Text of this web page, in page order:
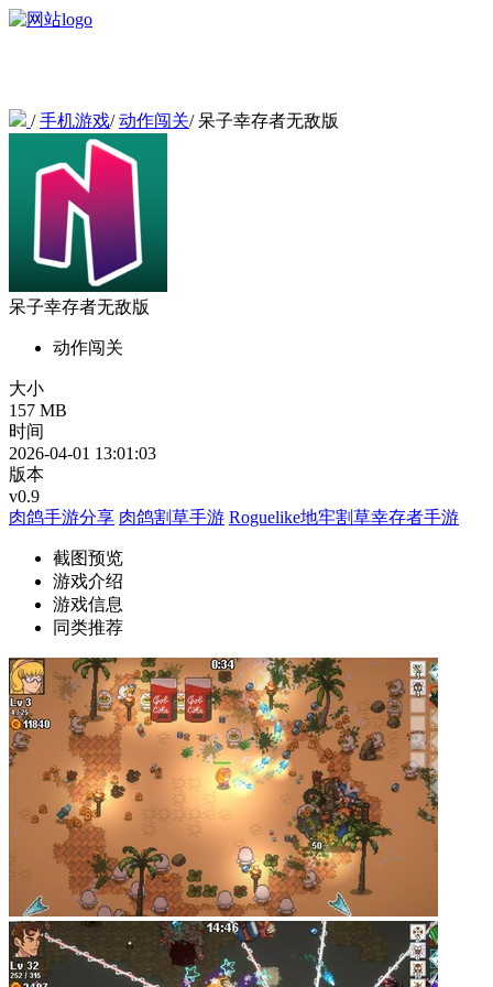
/手机游戏/动作闯关/呆子幸存者无敌版
呆子幸存者无敌版
动作闯关
大小
157 MB
时间
2026-04-01 13:01:03
版本
v0.9
肉鸽手游分享 肉鸽割草手游 Roguelike地牢割草幸存者手游
截图预览
游戏介绍
游戏信息
同类推荐